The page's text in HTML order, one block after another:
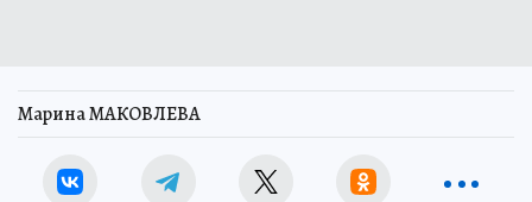
Марина МАКОВЛЕВА